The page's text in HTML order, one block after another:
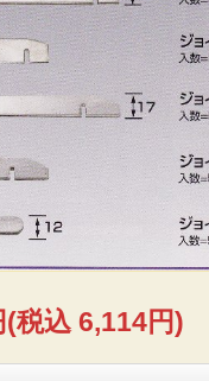
(税込 6,114円)